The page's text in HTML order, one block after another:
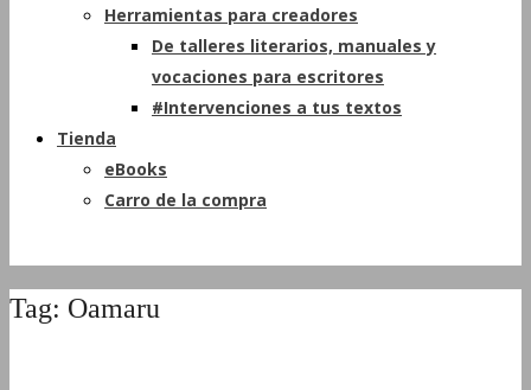
Herramientas para creadores
De talleres literarios, manuales y
vocaciones para escritores
#Intervenciones a tus textos
Tienda
eBooks
Carro de la compra
Tag: Oamaru